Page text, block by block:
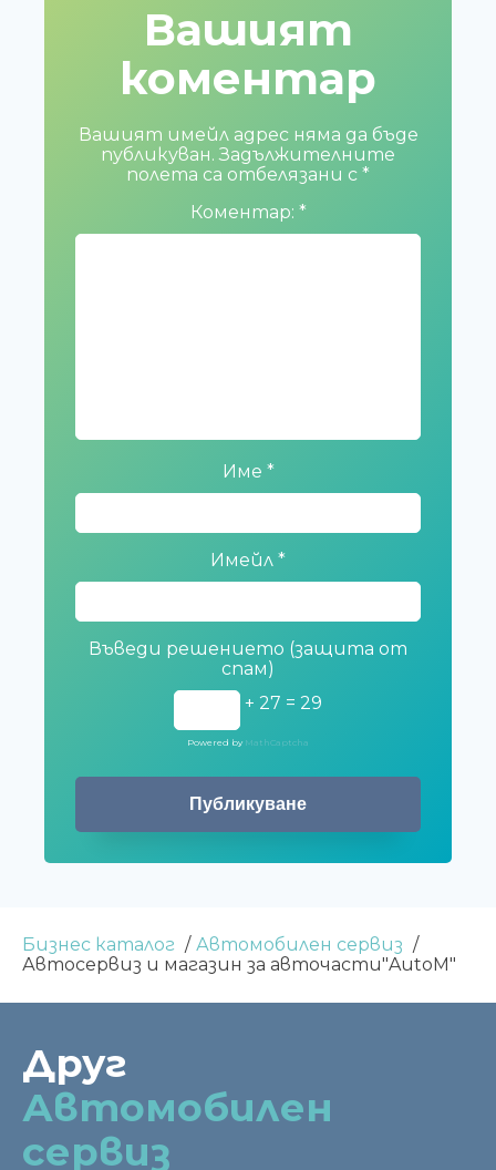
Вашият
коментар
Вашият имейл адрес няма да бъде
публикуван. Задължителните
полета са отбелязани с *
Коментар: *
Име *
Имейл *
Въведи решението (защита от
спам)
+ 27 = 29
Powered by MathCaptcha
Бизнес каталог
Автомобилен сервиз
Автосервиз и магазин за авточасти"AutoM"
Друг
Автомобилен
сервиз